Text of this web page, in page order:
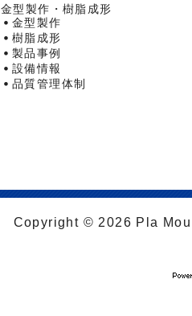
金型製作・樹脂成形
金型製作
樹脂成形
製品事例
設備情報
品質管理体制
Copyright © 2026 Pla